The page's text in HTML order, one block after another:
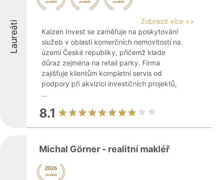
Laureáti
Zobrazit více >>
Kaizen Invest se zaměřuje na poskytování
služeb v oblasti komerčních nemovitostí na
území České republiky, přičemž klade
důraz zejména na retail parky. Firma
zajišťuje klientům kompletní servis od
podpory při akvizici investičních projektů,
...
8.1
Michal Görner - realitní makléř